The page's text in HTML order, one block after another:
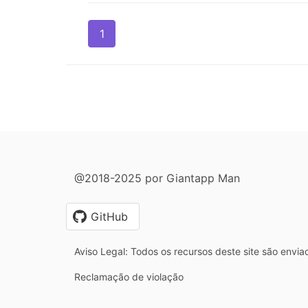
1
@2018-2025 por Giantapp Man
GitHub
Aviso Legal: Todos os recursos deste site são
Reclamação de violação